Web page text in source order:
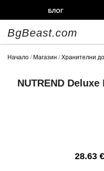
БЛОГ
BgBeast.com
Начало / Магазин / Хранителни
NUTREND
28.63 €